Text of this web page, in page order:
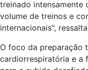
treinado intensamente
volume de treinos e
internacionais",
O foco da preparação
cardiorrespiratória e a